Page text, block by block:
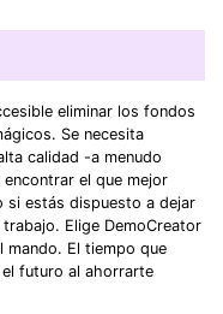
eliminar los fondos
Se necesita
calidad -a menudo
el que mejor
si estás dispuesto a dejar
Elige DemoCreator
El tiempo que
futuro al ahorrarte